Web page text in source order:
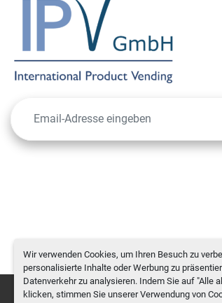
Wir verwenden Cookies, um Ihren Besuch zu
personalisierte Inhalte oder Werbung zu
Datenverkehr zu analysieren. Indem Sie auf "Alle
klicken, stimmen Sie unserer Verwendung von